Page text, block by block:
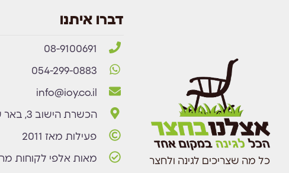
כל מה שצריכים לגינה ולחצר
דברו איתנו
08-9100691
054-299-0883
info@ioy.co.il
הכשרת הישוב 3, באר שבע
פעילות מאז 2011
מאות אלפי לקוחות